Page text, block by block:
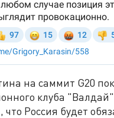
на саммит G20
клуба
Россия будет